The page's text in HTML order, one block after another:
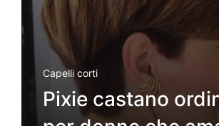
Capelli corti
Pixie castano